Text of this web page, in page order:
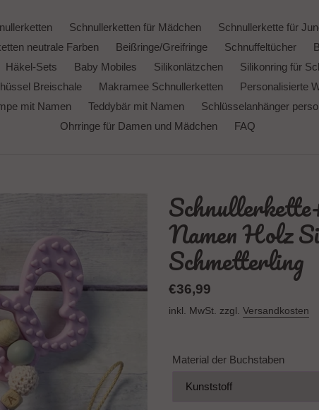
Schnullerketten für Mädchen
Schnullerkette für
neutrale Farben
Beißringe/Greifringe Schnuffeltücher
Häkel-Sets
Baby Mobiles Silikonlätzchen
Silikonring für
Breischale
Makramee Schnullerketten
Personalisierte
mit Namen
Teddybär mit Namen
Schlüsselanhänger
Ohrringe für Damen und Mädchen
FAQ
Namen Holz
Schmetterling
Normaler
Preis
€36,99
inkl. MwSt. zzgl. Versandkosten
Material der Buchstaben